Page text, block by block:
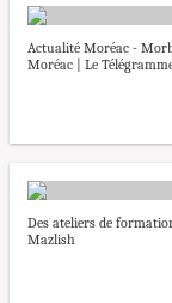
Actualité Moréac -
Moréac | Le
Des ateliers de
Mazlish